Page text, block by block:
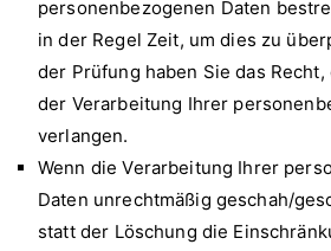
personenbezogenen Daten
in der Regel Zeit, um dies zu
der Prüfung haben Sie das
der Verarbeitung Ihrer
verlangen.
Wenn die Verarbeitung Ihrer
Daten unrechtmäßig geschah/
statt der Löschung die